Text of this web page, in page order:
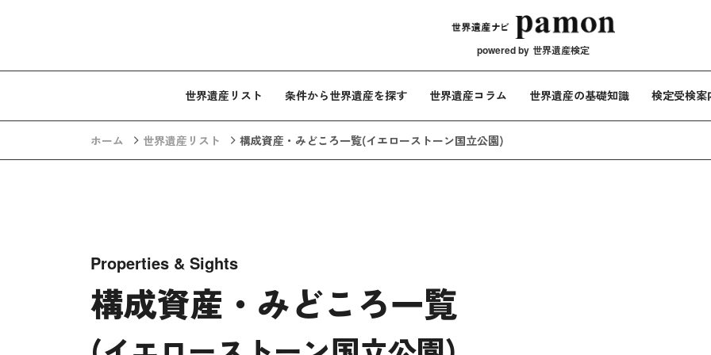
メインナビゲ
powered by 世界遺産検定
世界遺産リスト 条件から世界遺産を探す 世界遺産コラム 世界遺産の基礎知識 検定受検案
ホーム 世界遺産リスト 構成資産・みどころ一覧(イエローストーン国立公園)
Properties & Sights
構成資産・みどころ一覧